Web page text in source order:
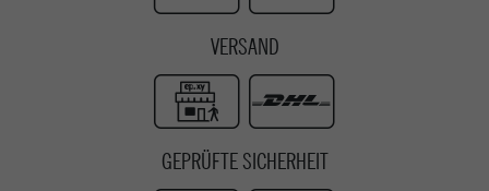
VERSAND
GEPRÜFTE SICHERHEIT